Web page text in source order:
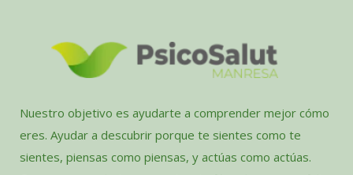
Nuestro objetivo es ayudarte a comprender mejor cómo
eres. Ayudar a descubrir porque te sientes como te
sientes, piensas como piensas, y actúas como actúas.